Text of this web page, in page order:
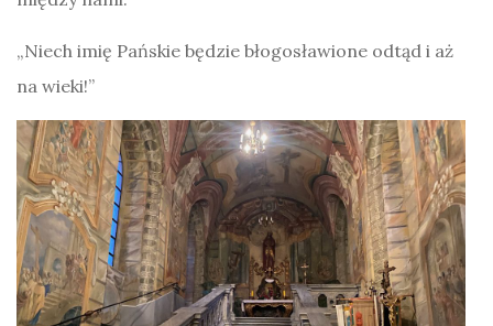
„Niech imię Pańskie będzie błogosławione odtąd i aż
na wieki!”